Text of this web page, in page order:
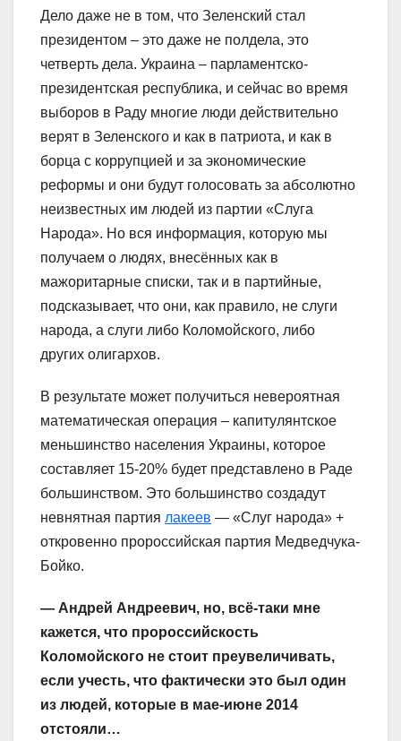
Дело даже не в том, что Зеленский стал
президентом – это даже не полдела, это
четверть дела. Украина – парламентско-
президентская республика, и сейчас во время
выборов в Раду многие люди действительно
верят в Зеленского и как в патриота, и как в
борца с коррупцией и за экономические
реформы и они будут голосовать за абсолютно
неизвестных им людей из партии «Слуга
Народа». Но вся информация, которую мы
получаем о людях, внесённых как в
мажоритарные списки, так и в партийные,
подсказывает, что они, как правило, не слуги
народа, а слуги либо Коломойского, либо
других олигархов.
В результате может получиться невероятная
математическая операция – капитулянтское
меньшинство населения Украины, которое
составляет 15-20% будет представлено в Раде
большинством. Это большинство создадут
невнятная партия лакеев — «Слуг народа» +
откровенно пророссийская партия Медведчука-
Бойко.
— Андрей Андреевич, но, всё-таки мне
кажется, что пророссийскость
Коломойского не стоит преувеличивать,
если учесть, что фактически это был один
из людей, которые в мае-июне 2014
отстояли…